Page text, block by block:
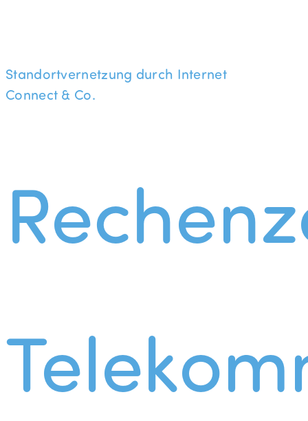
Standortvernetzung durch Internet
Connect & Co.